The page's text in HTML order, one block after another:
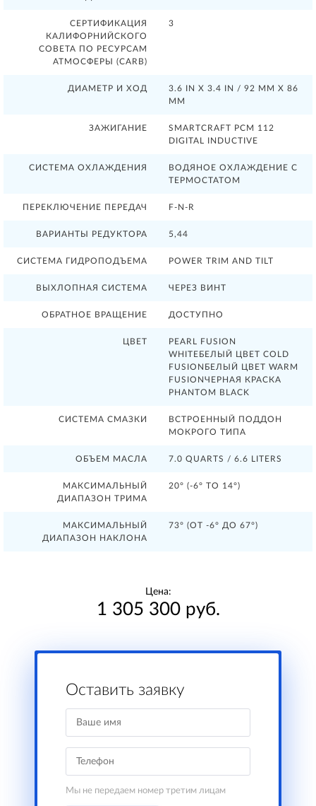
СЕРТИФИКАЦИЯ
КАЛИФОРНИЙСКОГО
СОВЕТА ПО РЕСУРСАМ
АТМОСФЕРЫ (CARB)
3
ДИАМЕТР И ХОД
3.6 IN X 3.4 IN / 92 MM X 86
MM
ЗАЖИГАНИЕ
SMARTCRAFT PCM 112
DIGITAL INDUCTIVE
СИСТЕМА ОХЛАЖДЕНИЯ
ВОДЯНОЕ ОХЛАЖДЕНИЕ С
ТЕРМОСТАТОМ
ПЕРЕКЛЮЧЕНИЕ ПЕРЕДАЧ F-N-R
ВАРИАНТЫ РЕДУКТОРА 5,44
СИСТЕМА ГИДРОПОДЪЕМА POWER TRIM AND TILT
ВЫХЛОПНАЯ СИСТЕМА ЧЕРЕЗ ВИНТ
ОБРАТНОЕ ВРАЩЕНИЕ ДОСТУПНО
ЦВЕТ
PEARL FUSION
WHITEБЕЛЫЙ ЦВЕТ COLD
FUSIONБЕЛЫЙ ЦВЕТ WARM
FUSIONЧЕРНАЯ КРАСКА
PHANTOM BLACK
СИСТЕМА СМАЗКИ
ВСТРОЕННЫЙ ПОДДОН
МОКРОГО ТИПА
ОБЪЕМ МАСЛА 7.0 QUARTS / 6.6 LITERS
МАКСИМАЛЬНЫЙ
ДИАПАЗОН ТРИМА
20° (-6° TO 14°)
МАКСИМАЛЬНЫЙ
ДИАПАЗОН НАКЛОНА
73° (ОТ -6° ДО 67°)
Цена:
1 305 300 руб.
Оставить заявку
Мы не передаем номер третим лицам